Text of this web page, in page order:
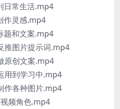
日常生活.mp4
作灵感.mp4
题和文案.mp4
推图片提示词.mp4
原创文案.mp4
用到学习中.mp4
作各种图片.mp4
频角色.mp4